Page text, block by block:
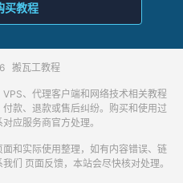
买教程
搬瓦工教程
、代理客户端和网络技术相关教程
款、退款或售后纠纷。购买和使用过
应服务商官方处理。
和实际使用整理，如有内容错误、链
们 页面反馈，本站会尽快核对处理。